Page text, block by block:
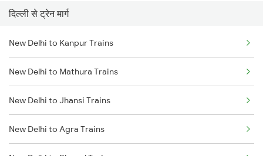
Wardha to Akola Trains
Wardha to Kachhbali Trains
Wardha to Jhansi Trains
Wardha to Nagpur Trains
Wardha to Raipur Trains
दिल्ली से ट्रेन मार्ग
New Delhi to Kanpur Trains
New Delhi to Mathura Trains
New Delhi to Jhansi Trains
New Delhi to Agra Trains